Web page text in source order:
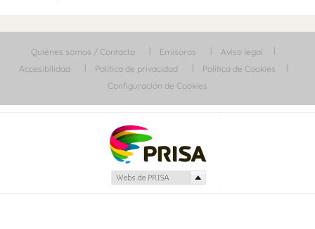
Quiénes somos / Contacta Emisoras
Aviso legal
Accesibilidad
Política de privacidad
Política de Cookies
Configuración de Cookies